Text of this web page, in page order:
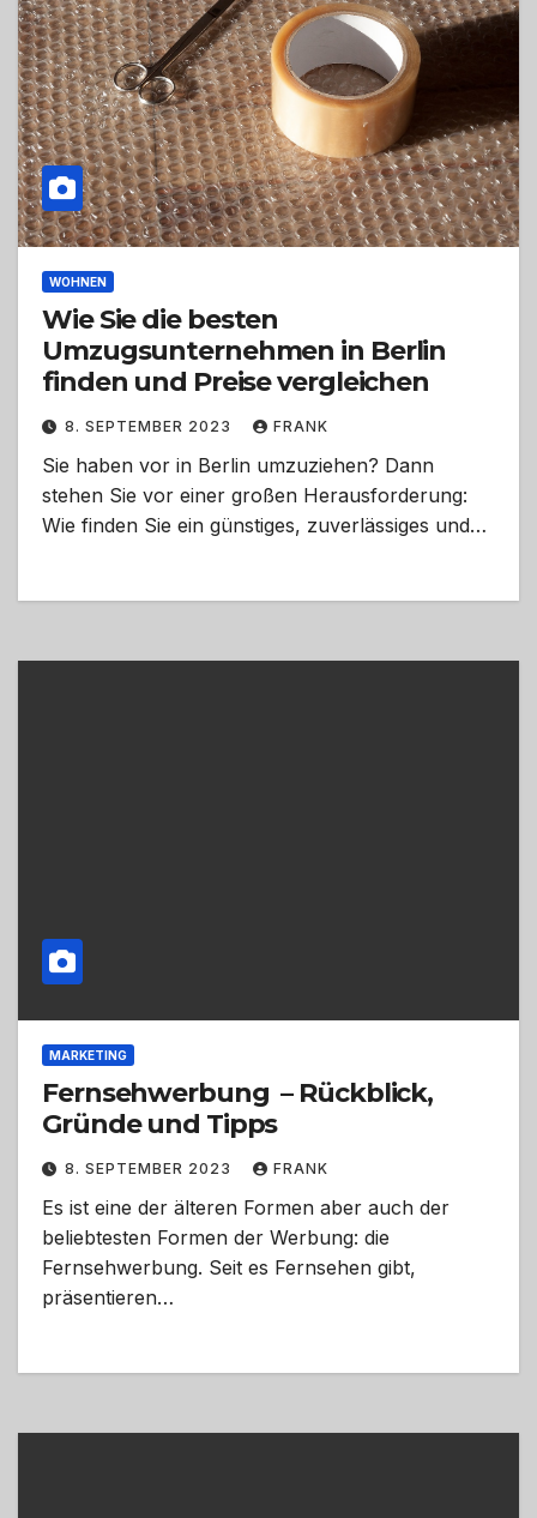
WOHNEN
Wie Sie die besten
Umzugsunternehmen in Berlin
finden und Preise vergleichen
8. SEPTEMBER 2023 FRANK
Sie haben vor in Berlin umzuziehen? Dann
stehen Sie vor einer großen Herausforderung:
Wie finden Sie ein günstiges, zuverlässiges und…
MARKETING
Fernsehwerbung – Rückblick,
Gründe und Tipps
8. SEPTEMBER 2023 FRANK
Es ist eine der älteren Formen aber auch der
beliebtesten Formen der Werbung: die
Fernsehwerbung. Seit es Fernsehen gibt,
präsentieren…